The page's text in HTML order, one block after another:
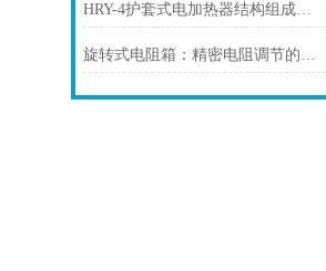
HRY-4护套式电加热器结构组成部分
旋转式电阻箱：精密电阻调节的解决方案